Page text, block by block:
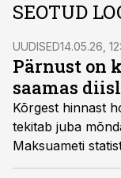
SEOTUD
UUDISED14.05.26,
Pärnust on
saamas
Kõrgest hinnast
tekitab juba
Maksuameti
diislikütuse